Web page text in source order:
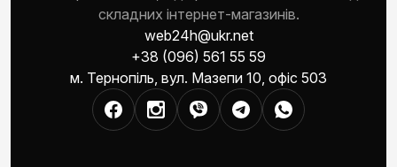
складних інтернет-магазинів.
web24h@ukr.net
+38 (096) 561 55 59
м. Тернопіль, вул. Мазепи 10, офіс 503